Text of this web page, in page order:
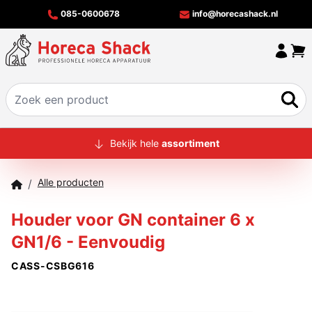
085-0600678 info@horecashack.nl
HOME
MERKEN
OFFERTECHECKER
Bekijk hele assortiment
/ Alle producten
Houder voor GN container 6 x
GN1/6 - Eenvoudig
CASS-CSBG616